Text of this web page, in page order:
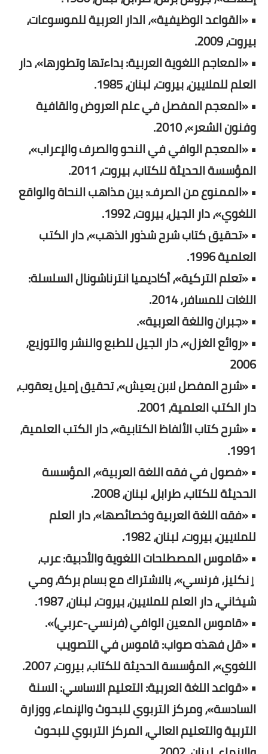
• «القواعد الوظيفية»، الدار العربية للموسوعات،
بيروت، 2009.
• «المعاجم اللغوية العربية: بداءتها وتطورها»، دار
العلم للملايين، بيروت، لبنان، 1985.
• «المعجم المفصل في علم العروض والقافية
وفنون الشعر»، 2010.
• «المعجم الوافي في النحو والصرف والإعراب»،
المؤسسة الحديثة للكتاب، بيروت، 2011.
• «الممنوع من الصرف: بين مذاهب النحاة والواقع
اللغوي»، دار الجيل، بيروت، 1992.
• «تحقيق كتاب شرح شذور الذهب»، دار الكتب
العلمية 1996.
• «تعلم التركية»، أكاديميا انترناشونال السلسلة:
اللغات للمسافر، 2014.
• «جبران واللغة العربية».
• «روائع الغزل»، دار الجيل للطبع والنشر والتوزيع،
2006
• «شرح المفصل لابن يعيش»، تحقيق إميل يعقوب،
دار الكتب العلمية، 2001.
• «شرح كتاب الألفاظ الكتابية»، دار الكتب العلمية،
1991.
• «فصول في فقه اللغة العربية»، المؤسسة
الحديثة للكتاب، طرابل، لبنان، 2008.
• «فقه اللغة العربية وخصائصها»، دار العلم
للملايين، بيروت، لبنان، 1982.
• «قاموس المصطلحات اللغوية والأدبية: عرب،
ٳنكليز، فرنسي»، بالاشتراك مع بسام بركة، ومي
شيخاني، دار العلم للملايين، بيروت، لبنان، 1987.
• «قاموس المعين الوافي (فرنسي-عربي)».
• «قل فهذه صواب: قاموس في التصويب
اللغوي»، المؤسسة الحديثة للكتاب، بيروت، 2007.
• «قواعد اللغة العربية: التعليم الاساسي: السنة
السادسة»، ومركز التربوي للبحوث والإنماء، ووزارة
التربية والتعليم العالي، المركز التربوي للبحوث